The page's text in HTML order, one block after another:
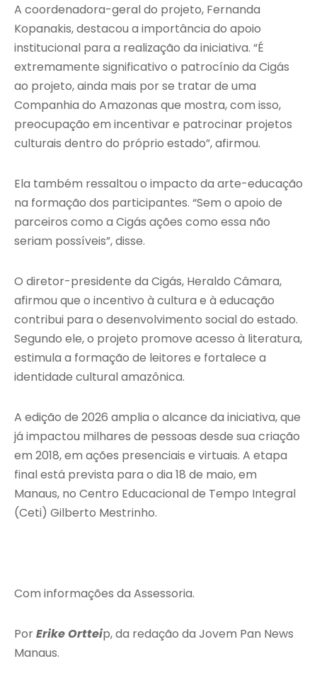
A coordenadora-geral do projeto, Fernanda
Kopanakis, destacou a importância do apoio
institucional para a realização da iniciativa. “É
extremamente significativo o patrocínio da Cigás
ao projeto, ainda mais por se tratar de uma
Companhia do Amazonas que mostra, com isso,
preocupação em incentivar e patrocinar projetos
culturais dentro do próprio estado”, afirmou.
Ela também ressaltou o impacto da arte-educação
na formação dos participantes. “Sem o apoio de
parceiros como a Cigás ações como essa não
seriam possíveis”, disse.
O diretor-presidente da Cigás, Heraldo Câmara,
afirmou que o incentivo à cultura e à educação
contribui para o desenvolvimento social do estado.
Segundo ele, o projeto promove acesso à literatura,
estimula a formação de leitores e fortalece a
identidade cultural amazônica.
A edição de 2026 amplia o alcance da iniciativa, que
já impactou milhares de pessoas desde sua criação
em 2018, em ações presenciais e virtuais. A etapa
final está prevista para o dia 18 de maio, em
Manaus, no Centro Educacional de Tempo Integral
(Ceti) Gilberto Mestrinho.
Com informações da Assessoria.
PorErike Ortteip, da redação da Jovem Pan News
Manaus.